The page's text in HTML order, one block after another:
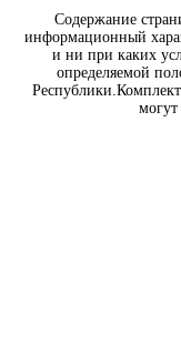
Содержание
информационный
и ни при каких
определяемой
могут